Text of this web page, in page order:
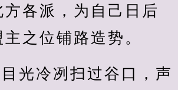
方各派，为自己日后
之位铺路造势。
光冷冽扫过谷口，声